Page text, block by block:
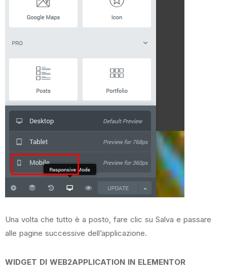
Una volta che tutto è a posto, fare clic su Salva e passare
alle pagine successive dell’applicazione.
WIDGET DI WEB2APPLICATION IN ELEMENTOR